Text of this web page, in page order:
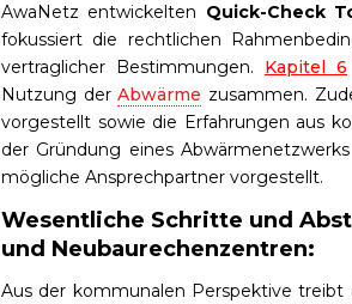
AwaNetz entwickelten Quick-Check
fokussiert die rechtlichen
vertraglicher Bestimmungen. Kapitel 6
Nutzung derAbwärme zusammen.
vorgestellt sowie die Erfahrungen aus
der Gründung eines
mögliche Ansprechpartner vorgestellt.
Wesentliche Schritte und
und Neubaurechenzentren:
Aus der kommunalen Perspektive